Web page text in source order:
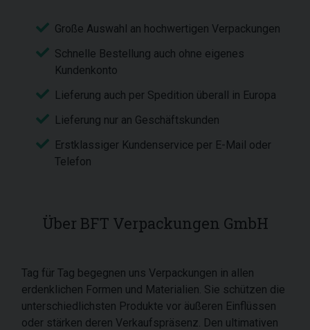
Große Auswahl an hochwertigen Verpackungen
Schnelle Bestellung auch ohne eigenes
Kundenkonto
Lieferung auch per Spedition überall in Europa
Lieferung nur an Geschäftskunden
Erstklassiger Kundenservice per E-Mail oder
Telefon
Über BFT Verpackungen GmbH
Tag für Tag begegnen uns Verpackungen in allen
erdenklichen Formen und Materialien. Sie schützen die
unterschiedlichsten Produkte vor äußeren Einflüssen
oder stärken deren Verkaufspräsenz. Den ultimativen